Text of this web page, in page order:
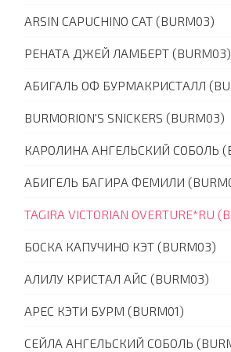
ARSIN CAPUCHINO CAT (BURM03)
РЕНАТА ДЖЕЙ ЛАМБЕРТ (BURM03)
АБИГАЛЬ ОФ БУРМАКРИСТАЛЛ
BURMORION'S SNICKERS (BURM03)
КАРОЛИНА АНГЕЛЬСКИЙ СОБОЛЬ
АБИГЕЛЬ БАГИРА ФЕМИЛИ
TAGIRA VICTORIAN OVERTURE*RU
БОСКА КАПУЧИНО КЭТ (BURM03)
АЛИЛУ КРИСТАЛ АЙС (BURM03)
АРЕС КЭТИ БУРМ (BURM01)
СЕЙЛА АНГЕЛЬСКИЙ СОБОЛЬ